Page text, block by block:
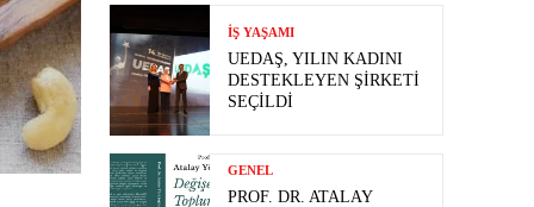
İŞ YAŞAMI
UEDAŞ, YILIN KADINI
DESTEKLEYEN ŞIRKETI
SEÇILDI
GENEL
PROF. DR. ATALAY